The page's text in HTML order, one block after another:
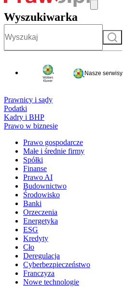
Wyszukiwarka
Szukaj
Nasze serwisy
Prawnicy i sądy
Podatki
Kadry i BHP
Prawo w biznesie
Prawo gospodarcze
Małe i średnie firmy
Spółki
Finanse
Prawo AI
Budownictwo
Środowisko
Banki
Orzeczenia
Energetyka
ESG
Kredyty
Cło
Deregulacja
Cyberbezpieczeństwo
Franczyza
Nowe technologie